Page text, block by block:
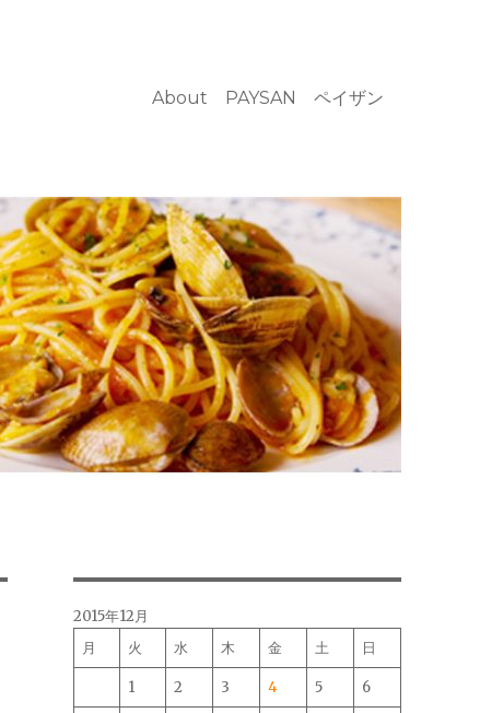
About PAYSAN ペイザン
2015年12月
月
火 水 木 金 土 日
1 2 3 4 5 6